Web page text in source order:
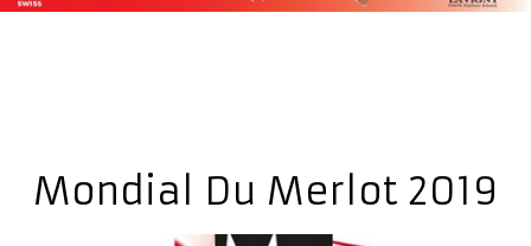
Mondial Du Merlot 2019